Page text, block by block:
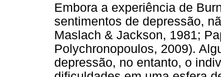
Embora a experiência de
sentimentos de depressão,
Maslach & Jackson, 1981;
Polychronopoulos, 2009).
depressão, no entanto, o